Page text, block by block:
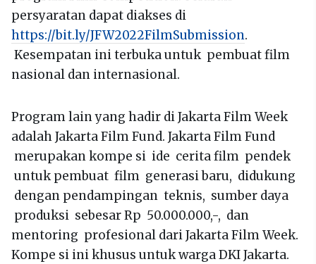
persyaratan dapat diakses di
https://bit.ly/JFW2022FilmSubmission.
Kesempatan ini terbuka untuk pembuat film
nasional dan internasional.
Program lain yang hadir di Jakarta Film Week
adalah Jakarta Film Fund. Jakarta Film Fund
merupakan kompe si ide cerita film pendek
untuk pembuat film generasi baru, didukung
dengan pendampingan teknis, sumber daya
produksi sebesar Rp 50.000.000,-, dan
mentoring profesional dari Jakarta Film Week.
Kompe si ini khusus untuk warga DKI Jakarta.